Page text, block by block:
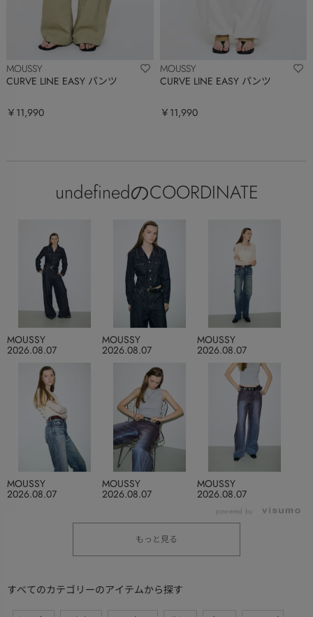
MOUSSY
CURVE LINE EASY パンツ
￥11,990
MOUSSY
CURVE LINE EASY パンツ
￥11,990
undefinedのCOORDINATE
2026.08.07
MOUSSY
2026.08.07
MOUSSY
2026.08.07
MOUSSY
2026.08.07
MOUSSY
2026.08.07
MOUSSY
2026.08.07
MOUSSY
powered by
もっと見る
すべてのカテゴリーのアイテムから探す